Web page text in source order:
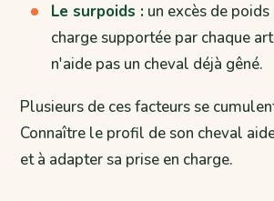
Le surpoids : un excès de
charge supportée par chaque
n'aide pas un cheval déjà gêné.
Plusieurs de ces facteurs se
Connaître le profil de son cheval
et à adapter sa prise en charge.